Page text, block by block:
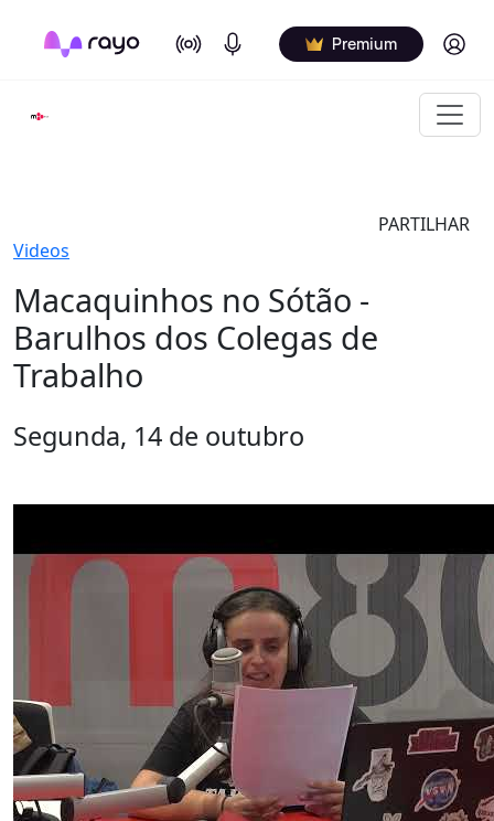
On Air Podcasts Premium Log in
PARTILHAR
Videos
Macaquinhos no Sótão -
Barulhos dos Colegas de
Trabalho
Segunda, 14 de outubro